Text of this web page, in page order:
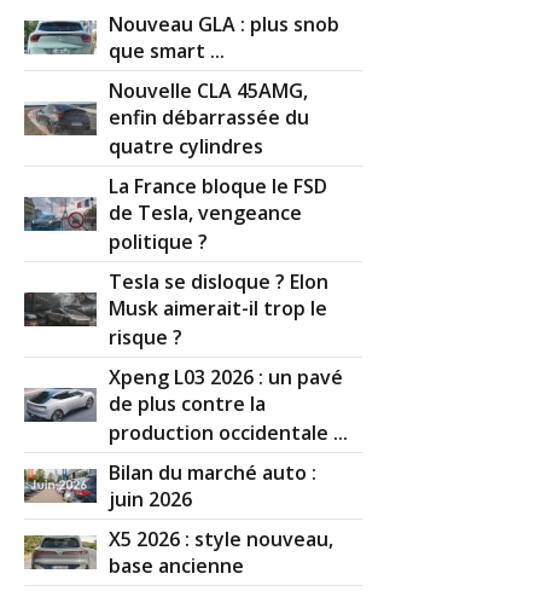
Nouveau GLA : plus snob
que smart ...
Nouvelle CLA 45AMG,
enfin débarrassée du
quatre cylindres
La France bloque le FSD
de Tesla, vengeance
politique ?
Tesla se disloque ? Elon
Musk aimerait-il trop le
risque ?
Xpeng L03 2026 : un pavé
de plus contre la
production occidentale ...
Bilan du marché auto :
juin 2026
X5 2026 : style nouveau,
base ancienne